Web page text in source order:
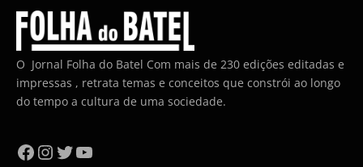
O Jornal Folha do Batel Com mais de 230 edições editadas e
impressas , retrata temas e conceitos que constrói ao longo
do tempo a cultura de uma sociedade.
Facebook
Instagram
Twitter
YouTube